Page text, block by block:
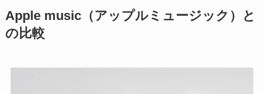
Apple music（アップルミュージック）と
の比較